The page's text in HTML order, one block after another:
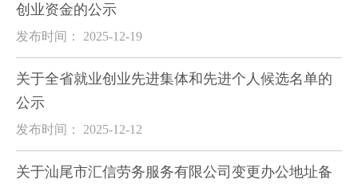
创业资金的公示
发布时间： 2025-12-19
关于全省就业创业先进集体和先进个人候选名单的
公示
发布时间： 2025-12-12
关于汕尾市汇信劳务服务有限公司变更办公地址备